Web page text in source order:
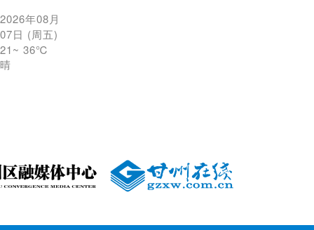
2026年08月
07日 (周五)
21~ 36℃
晴